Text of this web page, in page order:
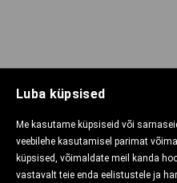
Luba küpsised
Me kasutame küpsiseid või
veebilehe kasutamisel parimat
küpsised, võimaldate meil kanda
vastavalt teie enda eelistustele ja